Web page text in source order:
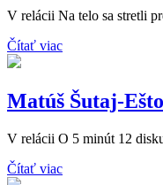
V relácii Na telo sa stretli
Čítať viac
Matúš Šutaj-
V relácii O 5 minút 12
Čítať viac